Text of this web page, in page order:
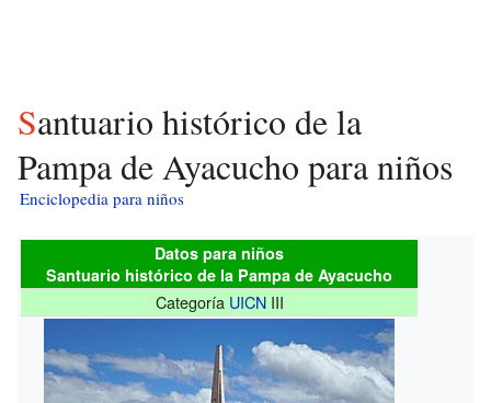
Santuario histórico de la
Pampa de Ayacucho para niños
Enciclopedia para niños
Datos para niños
Santuario histórico de la Pampa de Ayacucho
Categoría UICNIII